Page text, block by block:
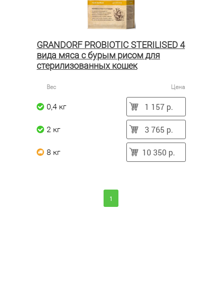
GRANDORF PROBIOTIC STERILISED 4
вида мяса с бурым рисом для
стерилизованных кошек
Вес Цена
0,4 кг 1 157 р.
2 кг 3 765 р.
8 кг 10 350 р.
1